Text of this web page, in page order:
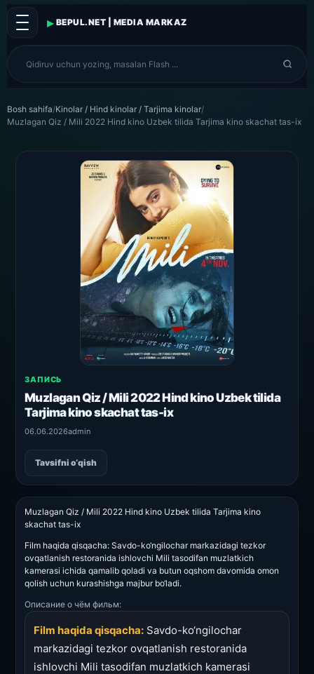
▸ BEPUL.NET | MEDIA MARKAZ
Bosh sahifa/Kinolar / Hind kinolar / Tarjima kinolar/
Muzlagan Qiz / Mili 2022 Hind kino Uzbek tilida Tarjima kino skachat tas-ix
ЗАПИСЬ
Muzlagan Qiz / Mili 2022 Hind kino Uzbek tilida
Tarjima kino skachat tas-ix
06.06.2026admin
Tavsifni o‘qish
Muzlagan Qiz / Mili 2022 Hind kino Uzbek tilida Tarjima kino
skachat tas-ix
Film haqida qisqacha: Savdo-ko‘ngilochar markazidagi tezkor
ovqatlanish restoranida ishlovchi Mili tasodifan muzlatkich
kamerasi ichida qamalib qoladi va butun oqshom davomida omon
qolish uchun kurashishga majbur bo‘ladi.
Описание о чём фильм:
Film haqida qisqacha: Savdo-ko‘ngilochar
markazidagi tezkor ovqatlanish restoranida
ishlovchi Mili tasodifan muzlatkich kamerasi